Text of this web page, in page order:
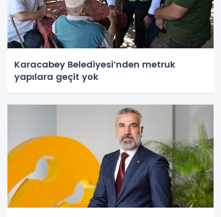
Karacabey Belediyesi’nden metruk
yapılara geçit yok